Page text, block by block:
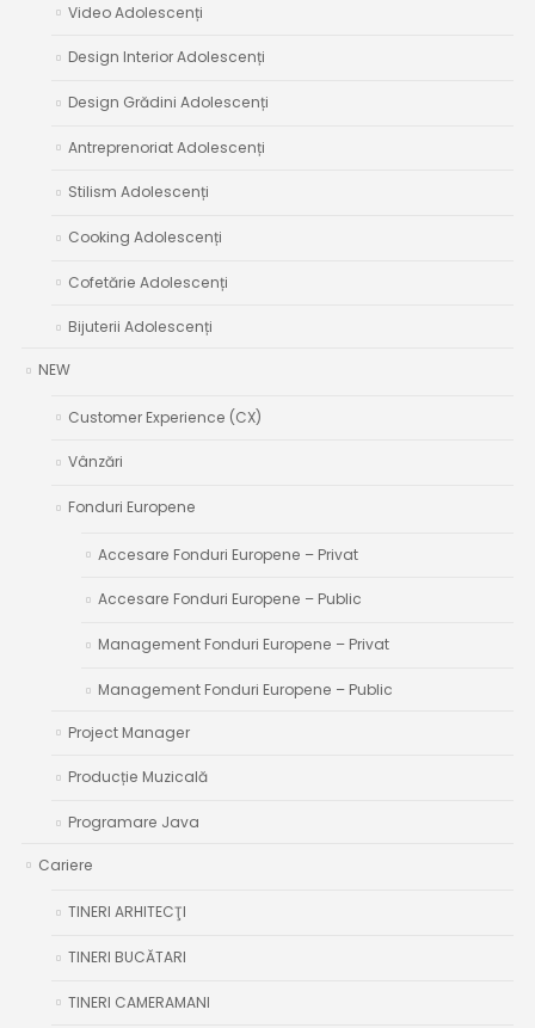
Video Adolescenți
Design Interior Adolescenți
Design Grădini Adolescenți
Antreprenoriat Adolescenți
Stilism Adolescenți
Cooking Adolescenți
Cofetărie Adolescenți
Bijuterii Adolescenți
NEW
Customer Experience (CX)
Vânzări
Fonduri Europene
Accesare Fonduri Europene – Privat
Accesare Fonduri Europene – Public
Management Fonduri Europene – Privat
Management Fonduri Europene – Public
Project Manager
Producție Muzicală
Programare Java
Cariere
TINERI ARHITECŢI
TINERI BUCĂTARI
TINERI CAMERAMANI